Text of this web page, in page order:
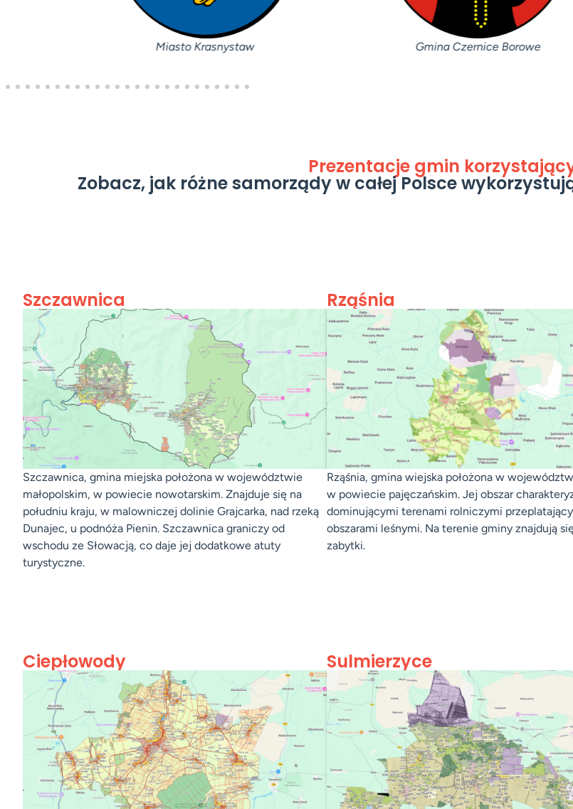
Miasto Krasnystaw Gmina Czernice Borowe
Prezentacje gmin
Zobacz, jak różne samorządy w całej Polsce
Szczawnica
Szczawnica, gmina miejska położona w województwie
małopolskim, w powiecie nowotarskim. Znajduje się na
południu kraju, w malowniczej dolinie Grajcarka, nad rzeką
Dunajec, u podnóża Pienin. Szczawnica graniczy od
wschodu ze Słowacją, co daje jej dodatkowe atuty
turystyczne.
Rząśnia
Rząśnia, gmina wiejska położona w
w powiecie pajęczańskim. Jej obszar
dominującymi terenami rolniczymi
obszarami leśnymi. Na terenie gminy znajdują
zabytki.
Ciepłowody Sulmierzyce